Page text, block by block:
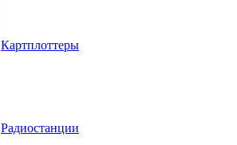
Картплоттеры
Радиостанции